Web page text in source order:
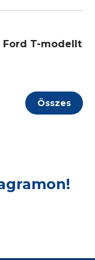
Ford T-modellt
Összes